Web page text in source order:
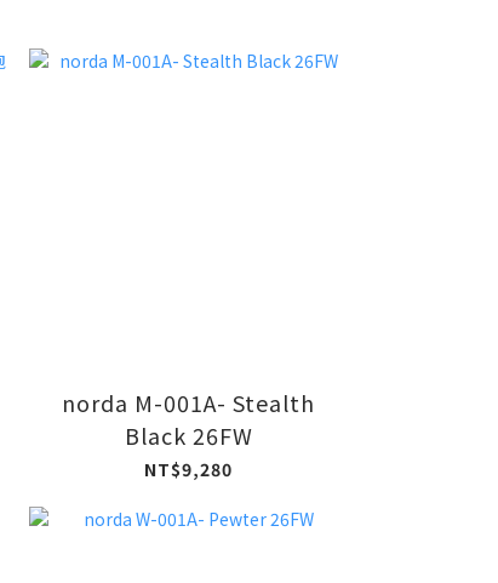
norda M-001A- Stealth
Black 26FW
NT$9,280